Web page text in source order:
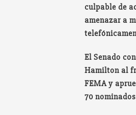
culpable de
amenazar a
El Senado
Hamilton al
FEMA y
70